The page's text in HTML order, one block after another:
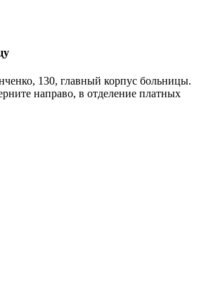
130, главный корпус больницы.
направо, в отделение платных